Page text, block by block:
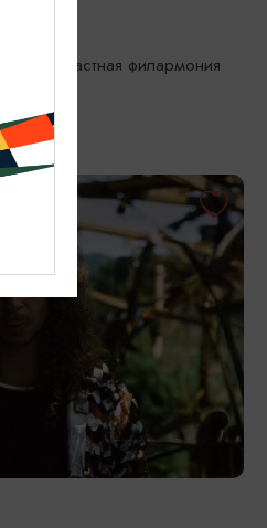
областная филармония